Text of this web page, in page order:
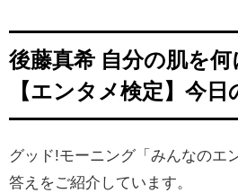
後藤真希 自分の肌を何
【エンタメ検定】今日
グッド!モーニング「みんなのエ
答えをご紹介しています。